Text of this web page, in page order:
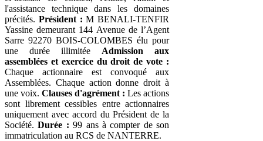
l'assistance technique dans les domaines
précités. Président : M BENALI-TENFIR
Yassine demeurant 144 Avenue de l’Agent
Sarre 92270 BOIS-COLOMBES élu pour
une durée illimitée Admission aux
assemblées et exercice du droit de vote :
Chaque actionnaire est convoqué aux
Assemblées. Chaque action donne droit à
une voix. Clauses d'agrément : Les actions
sont librement cessibles entre actionnaires
uniquement avec accord du Président de la
Société.Durée : 99 ans à compter de son
immatriculation au RCS de NANTERRE.